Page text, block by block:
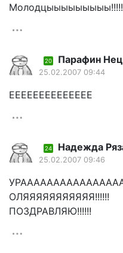
20 Парафин
25.02.2007 09:44
ЕЕЕЕЕЕЕЕЕЕЕЕЕЕ
24 Надежда
25.02.2007 09:46
ОЛЯЯЯЯЯЯЯЯЯЯЯ!!!!!!
ПОЗДРАВЛЯЮ!!!!!!